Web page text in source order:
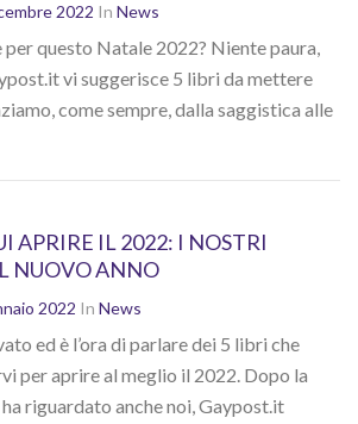
2022 In News
per questo Natale 2022? Niente paura,
vi suggerisce 5 libri da mettere
come sempre, dalla saggistica alle
APRIRE IL 2022: I NOSTRI
NUOVO ANNO
2022 In News
ed è l’ora di parlare dei 5 libri che
per aprire al meglio il 2022. Dopo la
riguardato anche noi, Gaypost.it